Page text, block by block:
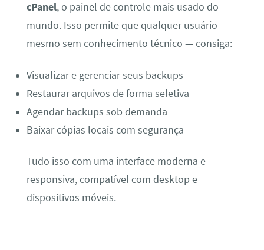
cPanel, o painel de controle mais usado do
mundo. Isso permite que qualquer usuário —
mesmo sem conhecimento técnico — consiga:
Visualizar e gerenciar seus backups
Restaurar arquivos de forma seletiva
Agendar backups sob demanda
Baixar cópias locais com segurança
Tudo isso com uma interface moderna e
responsiva, compatível com desktop e
dispositivos móveis.